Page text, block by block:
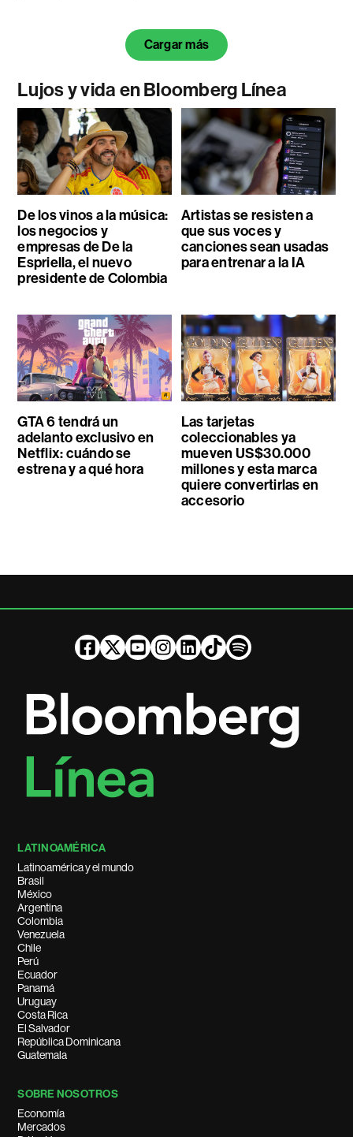
Cargar más
Lujos y vida en Bloomberg Línea
De los vinos a la música:
los negocios y
empresas de De la
Espriella, el nuevo
presidente de Colombia
Artistas se resisten a
que sus voces y
canciones sean usadas
para entrenar a la IA
GTA 6 tendrá un
adelanto exclusivo en
Netflix: cuándo se
estrena y a qué hora
Las tarjetas
coleccionables ya
mueven US$30.000
millones y esta marca
quiere convertirlas en
accesorio
LATINOAMÉRICA
Latinoamérica y el mundo
Brasil
México
Argentina
Colombia
Venezuela
Chile
Perú
Ecuador
Panamá
Uruguay
Costa Rica
El Salvador
República Dominicana
Guatemala
SOBRE NOSOTROS
Economía
Mercados